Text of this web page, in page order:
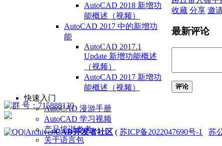
AutoCAD 2018 新增功
能概述（视频）
AutoCAD 2017 中的新增功
能
AutoCAD 2017.1
Update 新增功能概述
（视频）
AutoCAD 2017 新增功
能概述（视频）
快速入门
AutoCAD 漫游手册
AutoCAD 学习视频
产品培训参考
关于语言包
收藏 分享 邀
最新评论
评论
|Archiver|CAD开发者社区 ( 苏ICP备2022047690号-1 苏